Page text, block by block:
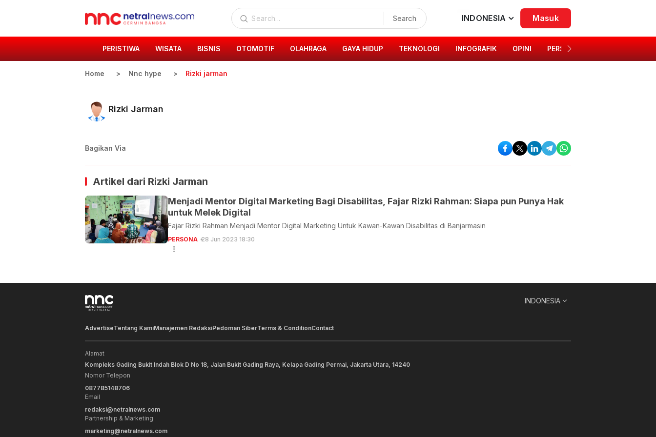
Search INDONESIA Masuk
PERISTIWA WISATA BISNIS OTOMOTIF OLAHRAGA GAYA HIDUP TEKNOLOGI INFOGRAFIK OPINI PERSONA
Home Nnc hype Rizki jarman
Rizki Jarman
Bagikan Via
Artikel dari Rizki Jarman
Menjadi Mentor Digital Marketing Bagi Disabilitas, Fajar Rizki Rahman: Siapa pun Punya Hak
untuk Melek Digital
Fajar Rizki Rahman Menjadi Mentor Digital Marketing Untuk Kawan-Kawan Disabilitas di Banjarmasin
PERSONA 28 Jun 2023 18:30
INDONESIA
AdvertiseTentang KamiManajemen RedaksiPedoman SiberTerms & ConditionContact
Alamat
Kompleks Gading Bukit Indah Blok D No 18, Jalan Bukit Gading Raya, Kelapa Gading Permai, Jakarta Utara, 14240
Nomor Telepon
087785148706
Email
redaksi@netralnews.com
Partnership & Marketing
marketing@netralnews.com